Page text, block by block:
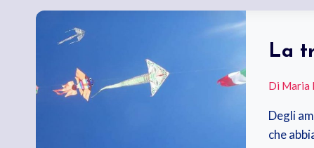
La
Di Maria
Degli
che